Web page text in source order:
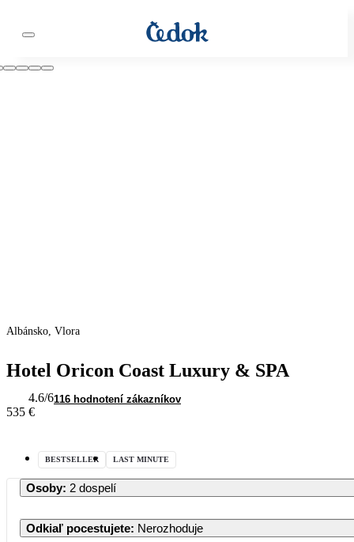
Albánsko, Vlora
Hotel Oricon Coast Luxury & SPA
4.6/6116 hodnotení zákazníkov
535 €
BESTSELLER LAST MINUTE
Osoby: 2 dospelí
Odkiaľ pocestujete: Nerozhoduje